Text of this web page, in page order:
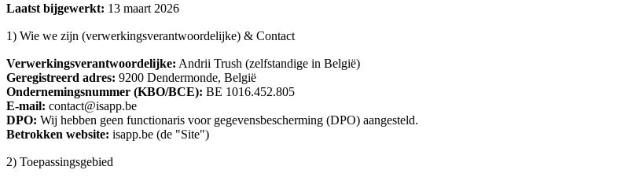
Laatst bijgewerkt: 13 maart 2026
1) Wie we zijn (verwerkingsverantwoordelijke) & Contact
Verwerkingsverantwoordelijke: Andrii Trush (zelfstandige in België)
Geregistreerd adres: 9200 Dendermonde, België
Ondernemingsnummer (KBO/BCE): BE 1016.452.805
E-mail: contact@isapp.be
DPO: Wij hebben geen functionaris voor gegevensbescherming (DPO) aangesteld.
Betrokken website: isapp.be (de "Site")
2) Toepassingsgebied